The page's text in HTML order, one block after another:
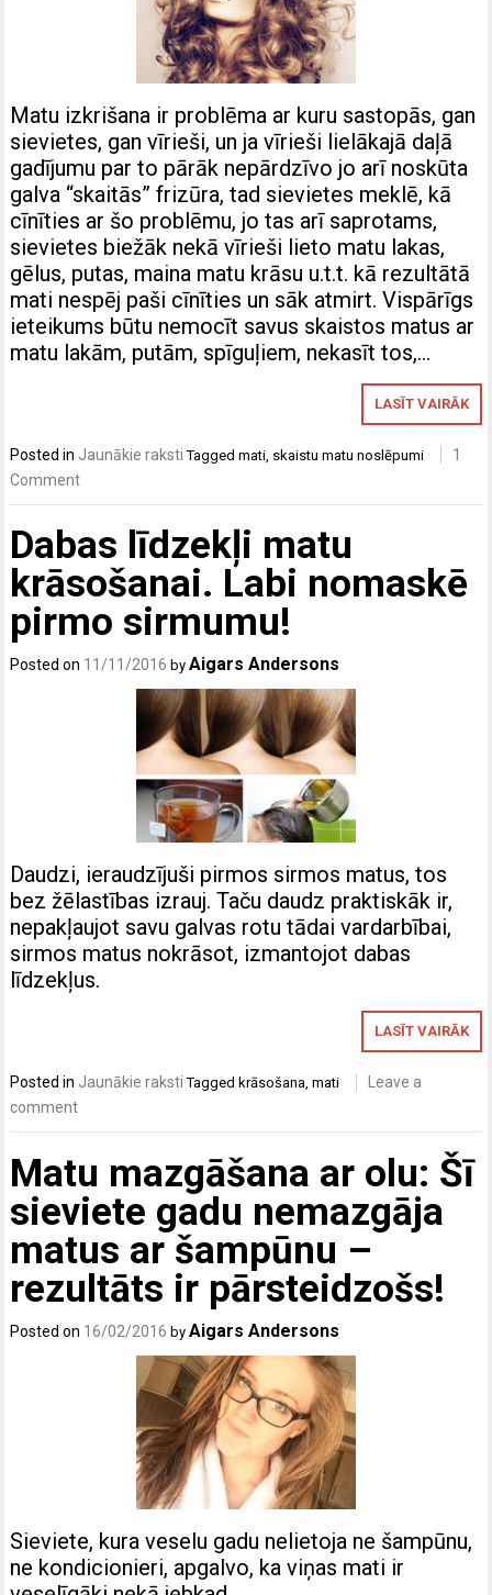
Matu izkrišana ir problēma ar kuru sastopās, gan
sievietes, gan vīrieši, un ja vīrieši lielākajā daļā
gadījumu par to pārāk nepārdzīvo jo arī noskūta
galva “skaitās” frizūra, tad sievietes meklē, kā
cīnīties ar šo problēmu, jo tas arī saprotams,
sievietes biežāk nekā vīrieši lieto matu lakas,
gēlus, putas, maina matu krāsu u.t.t. kā rezultātā
mati nespēj paši cīnīties un sāk atmirt. Vispārīgs
ieteikums būtu nemocīt savus skaistos matus ar
matu lakām, putām, spīguļiem, nekasīt tos,…
LASĪT VAIRĀK
Posted in Jaunākie raksti Taggedmati skaistu matu noslēpumi
1
Comment
Dabas līdzekļi matu
krāsošanai. Labi nomaskē
pirmo sirmumu!
Posted on 11/11/2016 byAigars Andersons
Daudzi, ieraudzījuši pirmos sirmos matus, tos
bez žēlastības izrauj. Taču daudz praktiskāk ir,
nepakļaujot savu galvas rotu tādai vardarbībai,
sirmos matus nokrāsot, izmantojot dabas
līdzekļus.
LASĪT VAIRĀK
Posted in Jaunākie raksti Tagged krāsošana,mati
Leave a
comment
Matu mazgāšana ar olu: Šī
sieviete gadu nemazgāja
matus ar šampūnu –
rezultāts ir pārsteidzošs!
Posted on 16/02/2016 byAigars Andersons
Sieviete, kura veselu gadu nelietoja ne šampūnu,
ne kondicionieri, apgalvo, ka viņas mati ir